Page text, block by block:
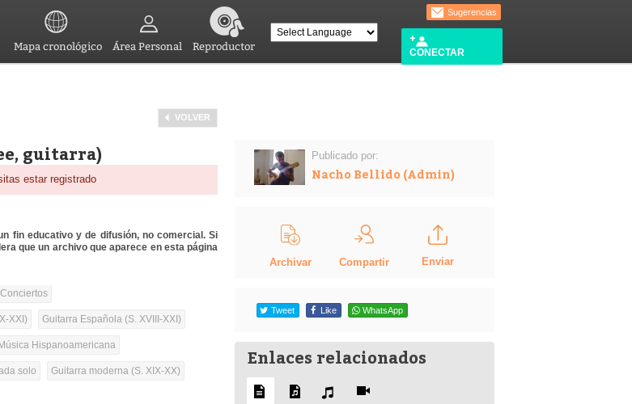
Mapa cronológico Área Personal Reproductor
Sugerencias
CONECTAR
VOLVER
guitarra)
estar registrado
fin educativo y de difusión, no comercial. Si
que un archivo que aparece en esta página
XXI) Guitarra Española (S. XVIII-XXI)
Música Hispanoamericana
solo Guitarra moderna (S. XIX-XX)
Publicado por:
Nacho Bellido (Admin)
Archivar Compartir Enviar
Tweet Like WhatsApp
Enlaces relacionados